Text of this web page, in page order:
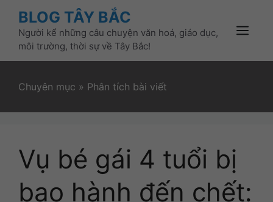
content
BLOG TÂY BẮC
Người kể những câu chuyện văn hoá, giáo dục,
môi trường, thời sự về Tây Bắc!
Menu
Chuyên mục » Phân tích bài viết
Vụ bé gái 4 tuổi bị
bạo hành đến chết: